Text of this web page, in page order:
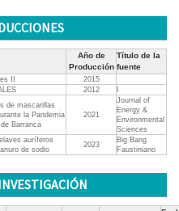
Año de
Producción
Título de la
fuente
II
2015
2012
de mascarillas
la Pandemia
Barranca
2021
Journal of
Energy &
Environmental
Sciences
auríferos
de sodio
2023
Big Bang
Faustiniano